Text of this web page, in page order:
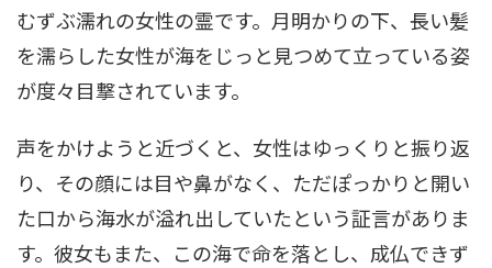
むずぶ濡れの女性の霊です。月明かりの下、長い髪
を濡らした女性が海をじっと見つめて立っている姿
が度々目撃されています。
声をかけようと近づくと、女性はゆっくりと振り返
り、その顔には目や鼻がなく、ただぽっかりと開い
た口から海水が溢れ出していたという証言がありま
す。彼女もまた、この海で命を落とし、成仏できず